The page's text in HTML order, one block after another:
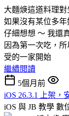
大麵焿這道料理
如果沒有某位多
仔細想想 ～ 我還
因為第一次吃，
受的一家開始
繼續閱讀
5個月前
iOS 26.3.1 上架，
iOS 與 JB 教學 數